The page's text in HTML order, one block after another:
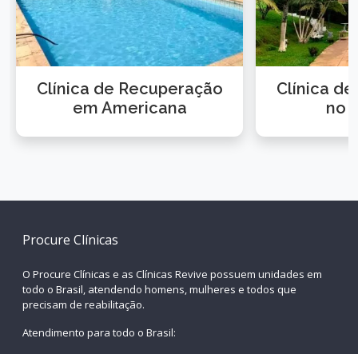
Clínica de Recuperação
em Americana
Clínica
no
Procure Clínicas
O Procure Clínicas e as Clínicas Revive possuem unidades em
todo o Brasil, atendendo homens, mulheres e todos que
precisam de reabilitação.
Atendimento para todo o Brasil: